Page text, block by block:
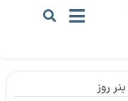
بنر روز